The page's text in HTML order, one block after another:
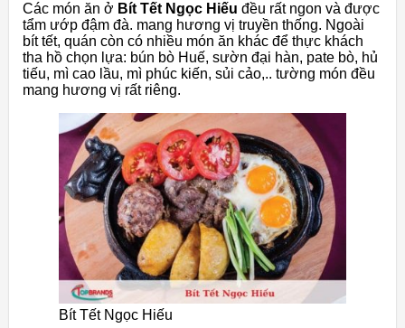
Các món ăn ở Bít Tết Ngọc Hiếu đều rất ngon và được
tẩm ướp đậm đà. mang hương vị truyền thống. Ngoài
bít tết, quán còn có nhiều món ăn khác để thực khách
tha hồ chọn lựa: bún bò Huế, sườn đại hàn, pate bò, hủ
tiếu, mì cao lầu, mì phúc kiến, sủi cảo,.. tường món đều
mang hương vị rất riêng.
Bít Tết Ngọc Hiếu